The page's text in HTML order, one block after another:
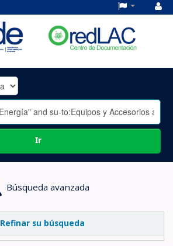
Ir
Búsqueda avanzada
Refinar su búsqueda